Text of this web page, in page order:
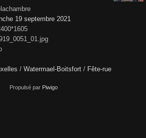
19 septembre 2021
/ Watermael-Boitsfort/ Fête-rue
Propulsé par Piwigo